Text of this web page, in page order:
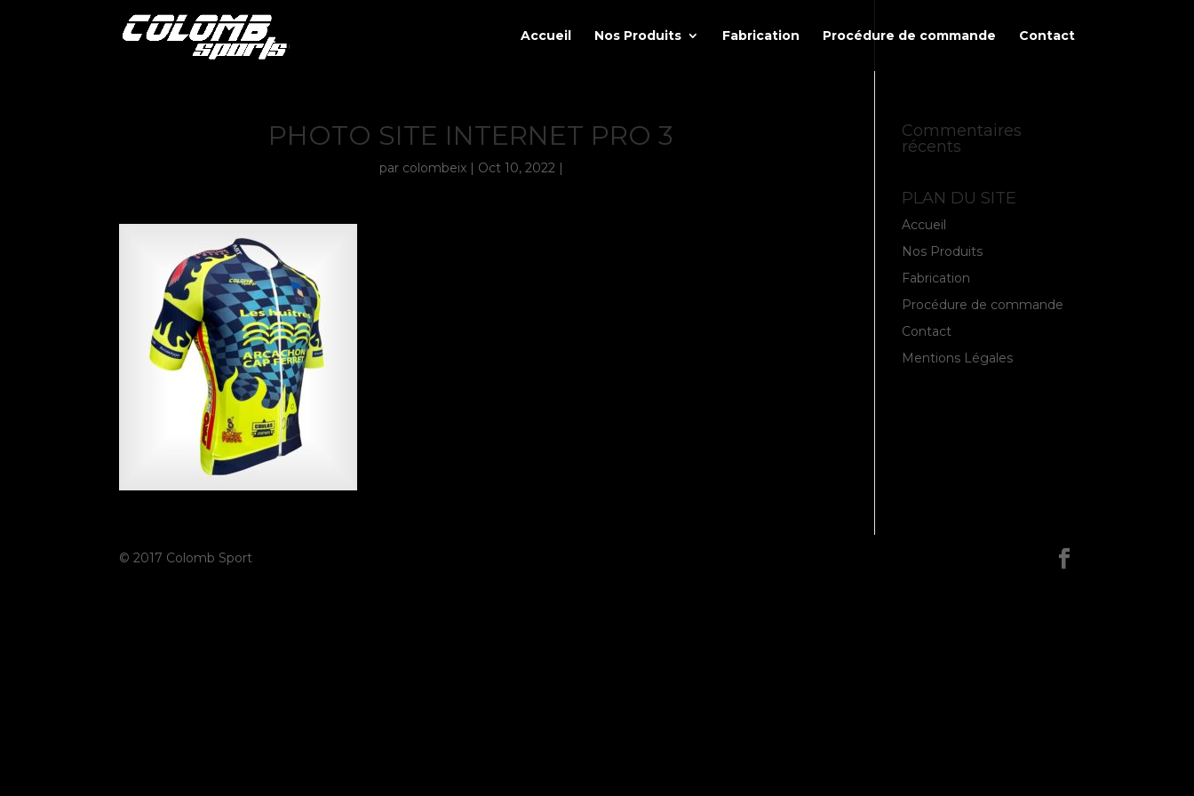
Accueil Nos Produits Fabrication Procédure de commande Contact
PHOTO SITE INTERNET PRO 3
par colombeix| Oct 10, 2022|
Commentaires
récents
PLAN DU SITE
Accueil
Nos Produits
Fabrication
Procédure de commande
Contact
Mentions Légales
© 2017 Colomb Sport